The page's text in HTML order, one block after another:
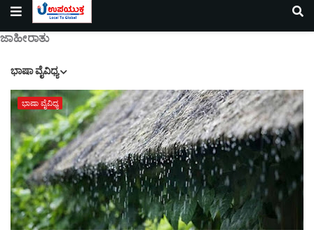
ಜಾಹೀರಾತು
ಭಾಷಾ ವೈವಿಧ್ಯ
ಭಾಷಾ ವೈವಿಧ್ಯ